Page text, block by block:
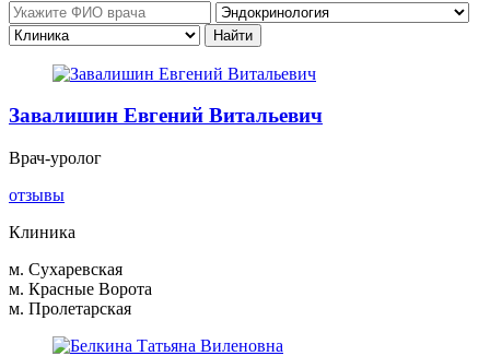
Завалишин Евгений Витальевич
Врач-уролог
отзывы
Клиника
м. Сухаревская
м. Красные Ворота
м. Пролетарская